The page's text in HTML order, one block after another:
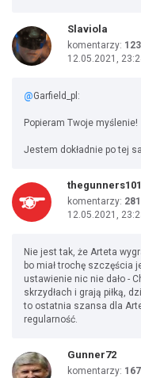
Slaviola
komentarzy:
12.05.2021,
@Garfield_pl:
Popieram Twoje myślenie!
Jestem dokładnie po tej
thegunners101
komentarzy:
12.05.2021,
Nie jest tak, że Arteta
bo miał trochę szczęścia
ustawienie nic nie dało -
skrzydłach i grają piłką,
to ostatnia szansa dla
regularność.
Gunner72
komentarzy: